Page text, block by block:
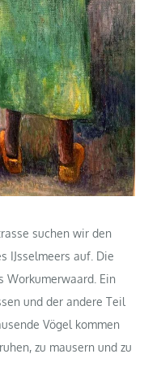
suchen wir den
IJsselmeers auf. Die
Workumerwaard. Ein
und der andere Teil
Vögel kommen
zu mausern und zu